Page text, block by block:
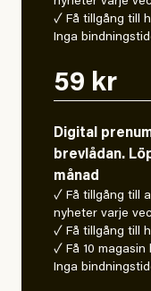
✓ Få tillgång till
Inga
59 kr
Digital
brevlådan.
månad
✓ Få tillgång till
nyheter varje
✓ Få tillgång till
✓ Få 10
Inga